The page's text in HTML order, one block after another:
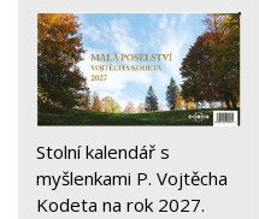
Stolní kalendář s
myšlenkami P. Vojtěcha
Kodeta na rok 2027.